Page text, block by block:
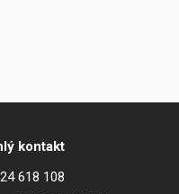
kontakt
618 108